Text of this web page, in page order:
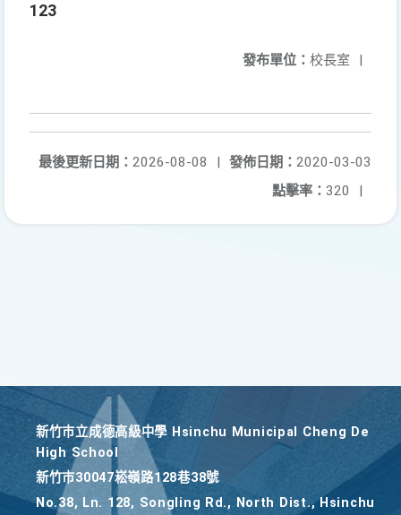
123
發布單位： 校長室 |
發佈日期： 2020-03-03
最後更新日期： 2026-08-08
|
點擊率： 320 |
新竹巿立成德高級中學 Hsinchu Municipal Cheng De
High School
新竹巿30047崧嶺路128巷38號
No.38, Ln. 128, Songling Rd., North Dist., Hsinchu